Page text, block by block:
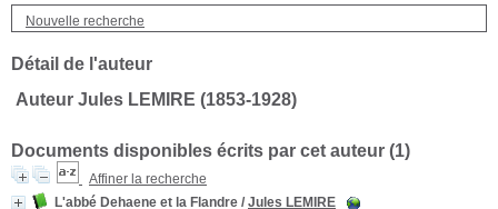
Nouvelle recherche
Détail de l'auteur
Auteur Jules LEMIRE (1853-1928)
Documents disponibles écrits par cet auteur (1)
Affiner la recherche
L'abbé Dehaene et la Flandre / Jules LEMIRE